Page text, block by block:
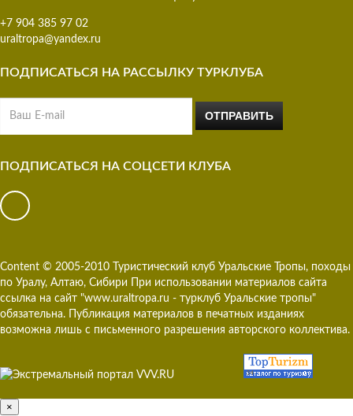
+7 904 385 97 02
uraltropa@yandex.ru
ПОДПИСАТЬСЯ НА РАССЫЛКУ ТУРКЛУБА
ПОДПИСАТЬСЯ НА СОЦСЕТИ КЛУБА
Content © 2005-2010 Туристический клуб Уральские Тропы, походы
по Уралу, Алтаю, Сибири При использовании материалов сайта
ссылка на сайт "www.uraltropa.ru - турклуб Уральские тропы"
обязательна. Публикация материалов в печатных изданиях
возможна лишь с письменного разрешения авторского коллектива.
×